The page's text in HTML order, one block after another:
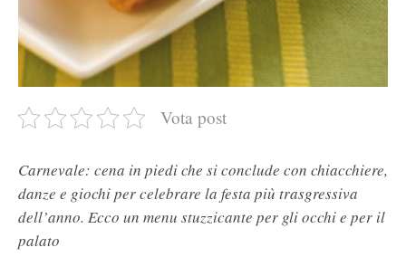
Vota post
Carnevale: cena in piedi che si conclude con chiacchiere,
danze e giochi per celebrare la festa più trasgressiva
dell’anno. Ecco un menu stuzzicante per gli occhi e per il
palato